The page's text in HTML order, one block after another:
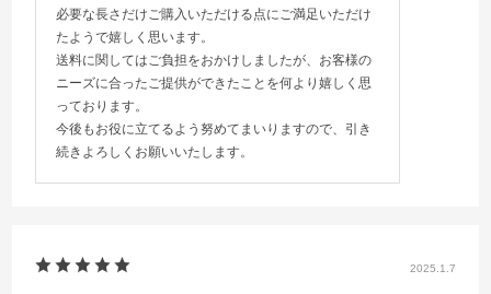
必要な長さだけご購入いただける点にご満足いただけ
たようで嬉しく思います。
送料に関してはご負担をおかけしましたが、お客様の
ニーズに合ったご提供ができたことを何より嬉しく思
っております。
今後もお役に立てるよう努めてまいりますので、引き
続きよろしくお願いいたします。
2025.1.7